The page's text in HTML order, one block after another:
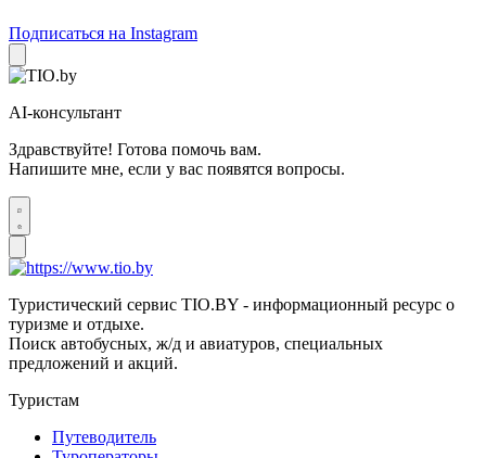
Подписаться на Instagram
AI-консультант
Здравствуйте! Готова помочь вам.
Напишите мне, если у вас появятся вопросы.
Туристический сервис TIO.BY - информационный ресурс о
туризме и отдыхе.
Поиск автобусных, ж/д и авиатуров, специальных
предложений и акций.
Туристам
Путеводитель